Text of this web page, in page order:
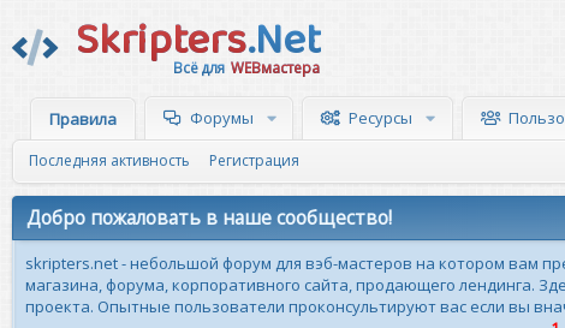
Skripters.Net
Всё для WEBмастера
Правила Форумы Ресурсы
Последняя активность Регистрация
Добро пожаловать в наше сообщество!
skripters.net - небольшой форум для вэб-мастеров на котором вам
магазина, форума, корпоративного сайта, продающего лендинга.
проекта. Опытные пользователи проконсультируют вас если вы